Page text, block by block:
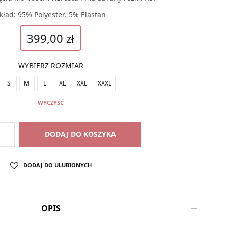
95% Polyester, 5% Elastan
399,00zł
WYBIERZ ROZMIAR
S M L XL XXL XXXL
WYCZYŚĆ
DODAJ DO KOSZYKA
DODAJ DO ULUBIONYCH
OPIS